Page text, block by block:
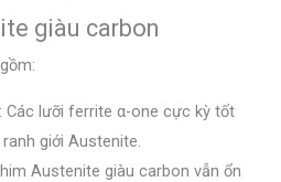
giàu carbon
: Các lưỡi ferrite α-one cực kỳ tốt
giới Austenite.
Austenite giàu carbon vẫn ổn